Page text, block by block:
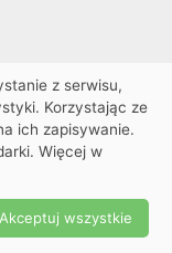
2026 |
Ustawienia
2026
z serwisu,
Korzystając ze
ich zapisywanie.
Więcej w
Akceptuj wszystkie